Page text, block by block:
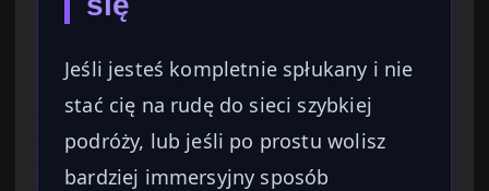
Jeśli jesteś kompletnie spłukany i nie
stać cię na rudę do sieci szybkiej
podróży, lub jeśli po prostu wolisz
bardziej immersyjny sposób